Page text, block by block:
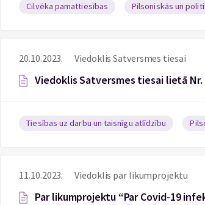
Cilvēka pamattiesības Pilsoniskās un
20.10.2023. Viedoklis Satversmes tiesai
Viedoklis Satversmes tiesai lietā Nr.
Tiesības uz darbu un taisnīgu atlīdzību
11.10.2023. Viedoklis par likumprojektu
Par likumprojektu “Par Covid-19